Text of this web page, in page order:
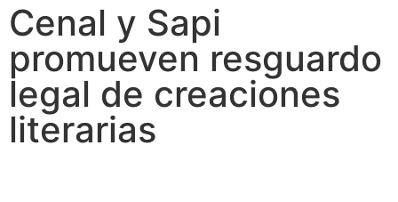
Cenal y Sapi
promueven resguardo
legal de creaciones
literarias